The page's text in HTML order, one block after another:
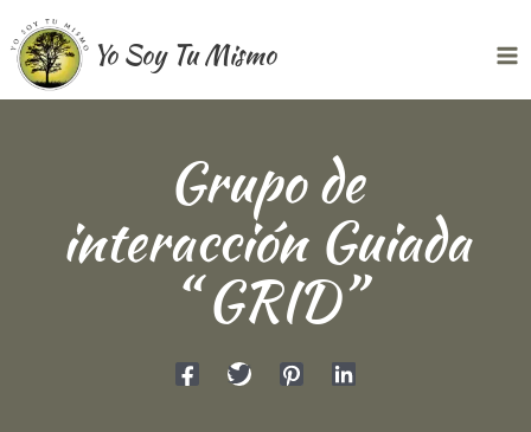
al
contenido
Yo Soy Tu Mismo
Grupo de
interacción Guiada
“ GRID”